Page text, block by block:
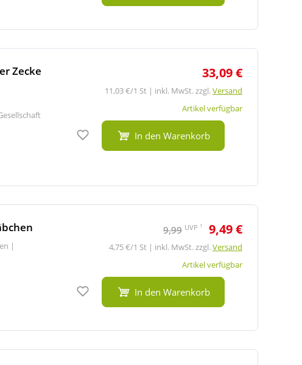
Zecke
33,09 €
11,03 €/1 St | inkl. MwSt. zzgl.Versand
Artikel verfügbar
Auf den Merkzettel
In den Warenkorb
|
9,99 UVP 1 9,49 €
4,75 €/1 St | inkl. MwSt. zzgl.Versand
Artikel verfügbar
Auf den Merkzettel
In den Warenkorb